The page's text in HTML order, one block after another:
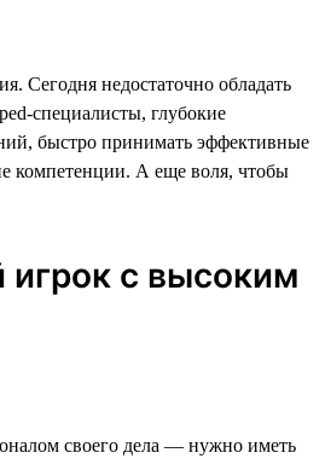
Сегодня недостаточно обладать
специалисты, глубокие
быстро принимать эффективные
компетенции. А еще воля, чтобы
игрок с высоким
своего дела — нужно иметь